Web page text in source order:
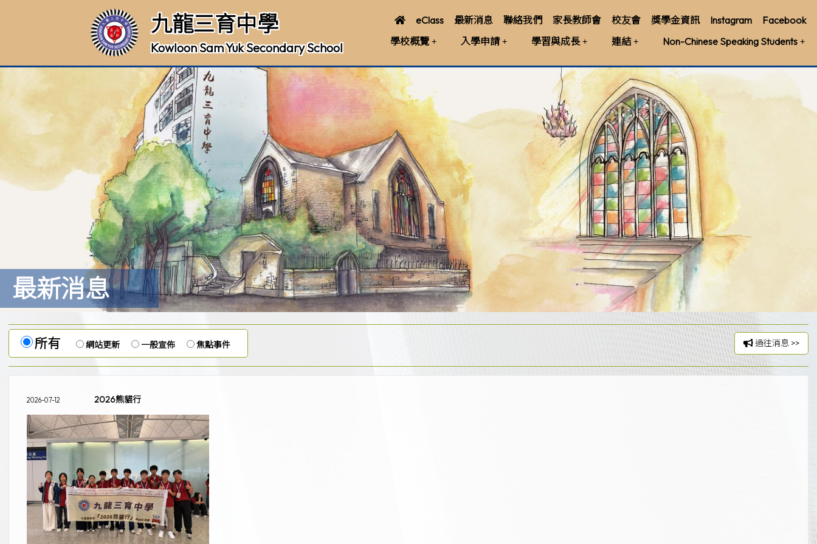
九龍三育中學
Kowloon Sam Yuk Secondary School
eClass 最新消息 聯絡我們 家長教師會 校友會 獎學金資訊 Instagram
Facebook
學校概覽
入學申請 學習與成長 連結 Non-Chinese Speaking Students
最新消息
所有 網站更新 一般宣佈 焦點事件 過往消息 >>
2026-07-12 2026熊貓行